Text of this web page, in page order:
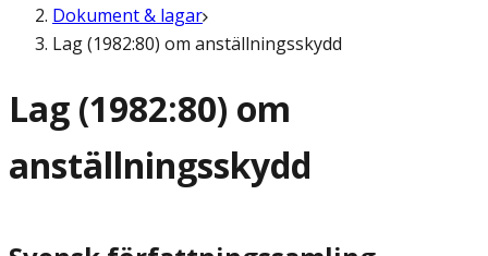
Dokument & lagar
Lag (1982:80) om anställningsskydd
Lag (1982:80) om
anställningsskydd